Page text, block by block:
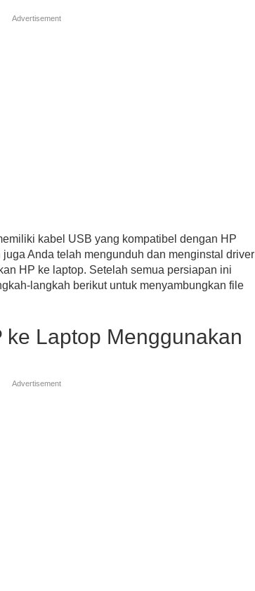
Advertisement
kabel USB yang kompatibel dengan HP
Anda telah mengunduh dan menginstal driver
HP ke laptop. Setelah semua persiapan ini
langkah berikut untuk menyambungkan file
ke Laptop Menggunakan
Advertisement